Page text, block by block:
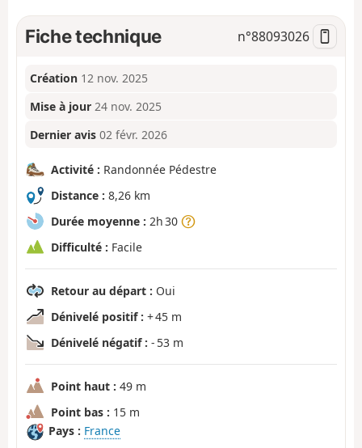
Fiche technique n°88093026
Création 12 nov. 2025
Mise à jour 24 nov. 2025
Dernier avis 02 févr. 2026
Activité : Randonnée Pédestre
Distance : 8,26 km
Durée moyenne : 2h 30
Difficulté : Facile
Retour au départ : Oui
Dénivelé positif : + 45 m
Dénivelé négatif : - 53 m
Point haut : 49 m
Point bas : 15 m
Pays : France